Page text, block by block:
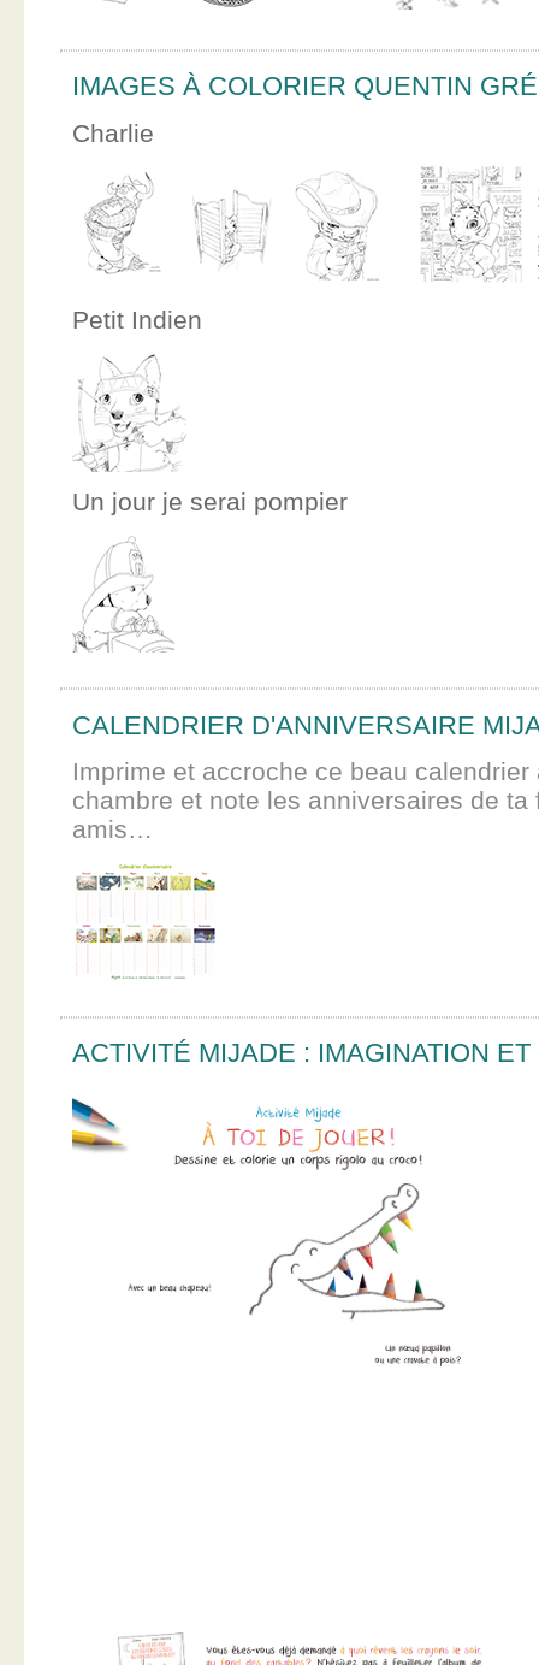
IMAGES À COLORIER QUENTIN
Charlie
Petit Indien
Un jour je serai pompier
CALENDRIER D'ANNIVERSAIRE
Imprime et accroche ce beau calendrier
chambre et note les anniversaires de ta
amis…
ACTIVITÉ MIJADE : IMAGINATION